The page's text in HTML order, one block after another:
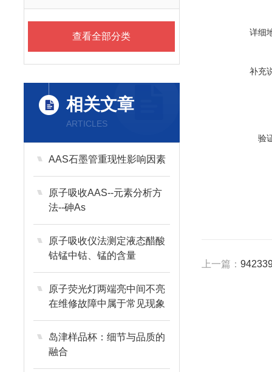
查看全部分类
相关文章
ARTICLES
AAS石墨管重现性影响因素
原子吸收AAS--元素分析方
法--砷As
原子吸收仪法测定液态醋酸
钴锰中钴、锰的含量
原子荧光灯两端亮中间不亮
在维修故障中属于常见现象
岛津样品杯：细节与品质的
融合
详细
补充
验
上一篇：